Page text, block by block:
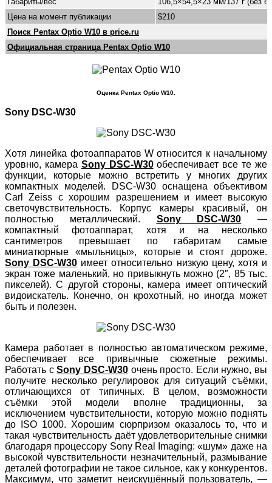
Цена на момент публикации
$210
Поиск Pentax Optio W10 в price.ru
Официальная страница Pentax Optio W10
Оценка Pentax Optio W10.
Sony DSC-W30
Хотя линейка фотоаппаратов W относится к начальному
уровню, камера Sony DSC-W30обеспечивает все те же
функции, которые можно встретить у многих других
компактных моделей. DSC-W30 оснащена объективом
Carl Zeiss с хорошим разрешением и имеет высокую
светочувствительность. Корпус камеры красивый, он
полностью металлический. Sony DSC-W30 —
компактный фотоаппарат, хотя и на несколько
сантиметров превышает по габаритам самые
миниатюрные «мыльницы», которые и стоят дороже.
Sony DSC-W30 имеет относительно низкую цену, хотя и
экран тоже маленький, но привыкнуть можно (2″, 85 тыс.
пикселей). С другой стороны, камера имеет оптический
видоискатель. Конечно, он крохотный, но иногда может
быть и полезен.
Камера работает в полностью автоматическом режиме,
обеспечивает все привычные сюжетные режимы.
Работать сSony DSC-W30очень просто. Если нужно, вы
получите несколько регулировок для ситуаций съёмки,
отличающихся от типичных. В целом, возможности
съёмки этой модели вполне традиционны, за
исключением чувствительности, которую можно поднять
до ISO 1000. Хорошим сюрпризом оказалось то, что и
такая чувствительность даёт удовлетворительные снимки
благодаря процессору Sony Real Imaging: «шум» даже на
высокой чувствительности незначительный, размывание
деталей фотографии не такое сильное, как у конкурентов.
Максимум, что заметит неискушённый пользователь, —